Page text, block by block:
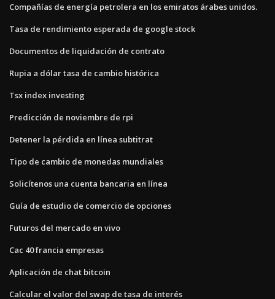
Compañías de energía petrolera en los emiratos árabes unidos.
Tasa de rendimiento esperada de google stock
Documentos de liquidación de contrato
Rupia a dólar tasa de cambio histórica
Tsx index investing
Predicción de noviembre de rpi
Detener la pérdida en línea subtitrat
Tipo de cambio de monedas mundiales
Solicítenos una cuenta bancaria en línea
Guía de estudio de comercio de opciones
Futuros del mercado en vivo
Cac 40 francia empresas
Aplicación de chat bitcoin
Calcular el valor del swap de tasa de interés